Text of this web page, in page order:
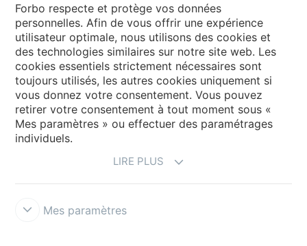
My Forbo
LEXIQUE
PLAN DU SITE
Forbo respecte et protège vos données
personnelles. Afin de vous offrir une expérience
utilisateur optimale, nous utilisons des cookies et
des technologies similaires sur notre site web. Les
cookies essentiels strictement nécessaires sont
toujours utilisés, les autres cookies uniquement si
vous donnez votre consentement. Vous pouvez
retirer votre consentement à tout moment sous «
Mes paramètres » ou effectuer des paramétrages
individuels.
LIRE PLUS
Mes paramètres